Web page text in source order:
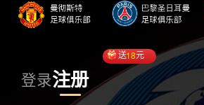
登录注册
送18元